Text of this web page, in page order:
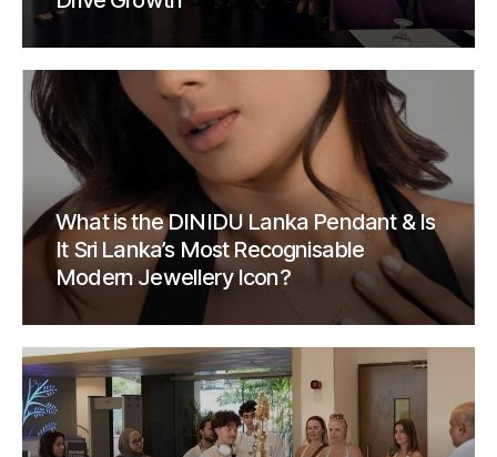
What is the DINIDU Lanka Pendant & Is
It Sri Lanka’s Most Recognisable
Modern Jewellery Icon?